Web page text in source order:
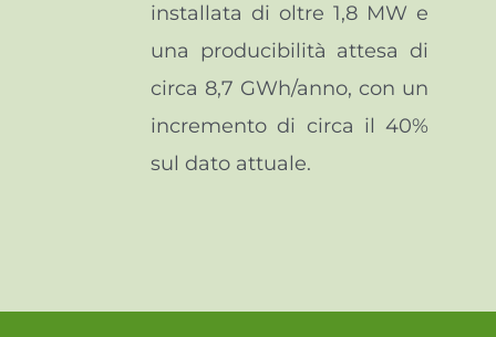
installata di oltre 1,8 MW e
una producibilità attesa di
circa 8,7 GWh/anno, con un
incremento di circa il 40%
sul dato attuale.